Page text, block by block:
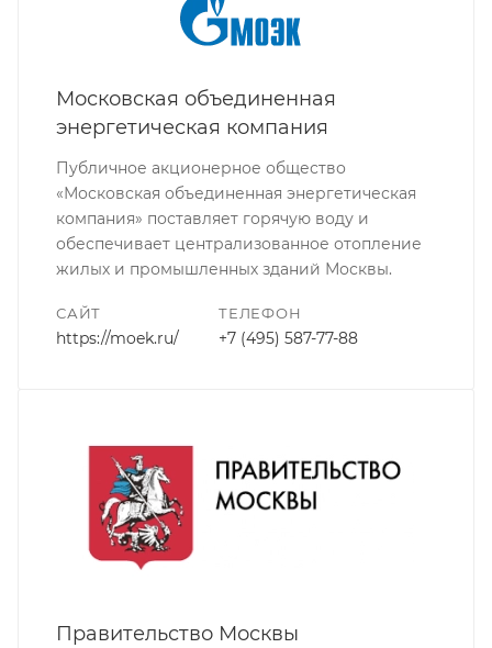
Московская объединенная
энергетическая компания
Публичное акционерное общество
«Московская объединенная энергетическая
компания» поставляет горячую воду и
обеспечивает централизованное отопление
жилых и промышленных зданий Москвы.
САЙТ
https://moek.ru/
ТЕЛЕФОН
+7 (495) 587-77-88
Правительство Москвы